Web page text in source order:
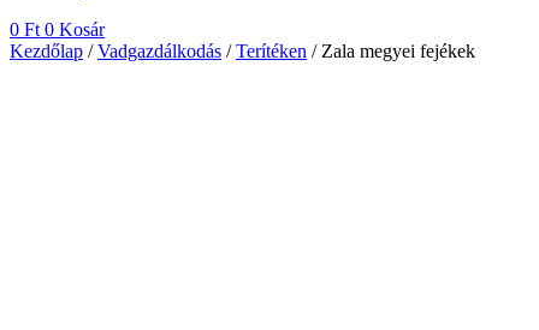
0 Ft 0 Kosár
Kezdőlap /Vadgazdálkodás /Terítéken / Zala megyei fejékek